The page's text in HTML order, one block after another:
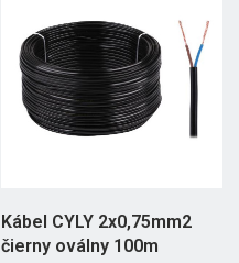
Kábel CYLY 2x0,75mm2
čierny oválny 100m